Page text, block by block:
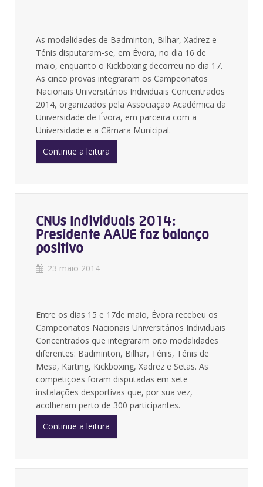
As modalidades de Badminton, Bilhar, Xadrez e
Ténis disputaram-se, em Évora, no dia 16 de
maio, enquanto o Kickboxing decorreu no dia 17.
As cinco provas integraram os Campeonatos
Nacionais Universitários Individuais Concentrados
2014, organizados pela Associação Académica da
Universidade de Évora, em parceira com a
Universidade e a Câmara Municipal.
Continue a leitura
CNUs Individuais 2014:
Presidente AAUE faz balanço
positivo
23 maio 2014
Entre os dias 15 e 17de maio, Évora recebeu os
Campeonatos Nacionais Universitários Individuais
Concentrados que integraram oito modalidades
diferentes: Badminton, Bilhar, Ténis, Ténis de
Mesa, Karting, Kickboxing, Xadrez e Setas. As
competições foram disputadas em sete
instalações desportivas que, por sua vez,
acolheram perto de 300 participantes.
Continue a leitura